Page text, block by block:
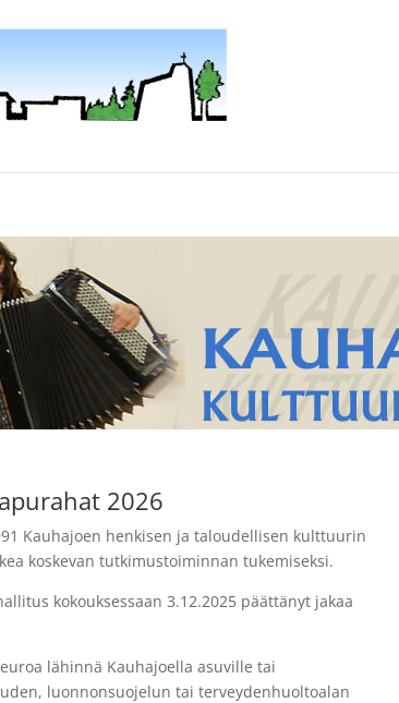
2026
Kauhajoen henkisen ja taloudellisen kulttuurin
koskevan tutkimustoiminnan tukemiseksi.
kokouksessaan 3.12.2025 päättänyt jakaa
lähinnä Kauhajoella asuville tai
luonnonsuojelun tai terveydenhuoltoalan